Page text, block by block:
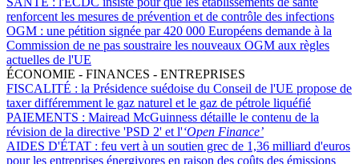
renforcent les mesures de prévention et de contrôle des infections
OGM : une pétition signée par 420 000 Européens demande à la
Commission de ne pas soustraire les nouveaux OGM aux règles
actuelles de l'UE
ÉCONOMIE - FINANCES - ENTREPRISES
FISCALITÉ : la Présidence suédoise du Conseil de l'UE propose de
taxer différemment le gaz naturel et le gaz de pétrole liquéfié
PAIEMENTS : Mairead McGuinness détaille le contenu de la
révision de la directive 'PSD 2' et l'‘Open Finance’
AIDES D'ÉTAT : feu vert à un soutien grec de 1,36 milliard d'euros
pour les entreprises énergivores en raison des coûts des émissions